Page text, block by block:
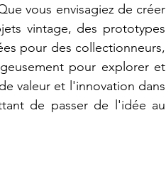
vous envisagiez de créer
vintage, des prototypes
pour des collectionneurs,
pour explorer et
valeur et l'innovation dans
de passer de l'idée au